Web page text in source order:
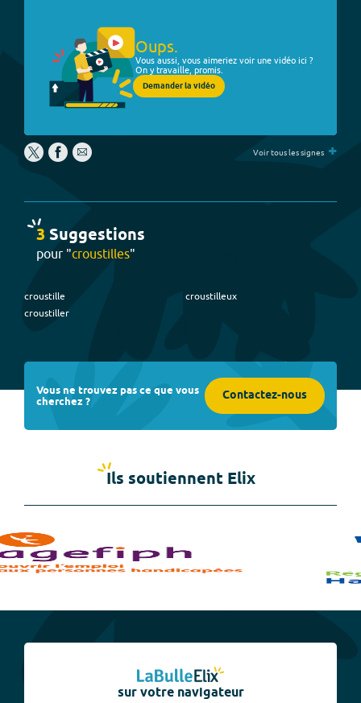
Oups.
Vous aussi, vous aimeriez voir une vidéo ici ?
On y travaille, promis.
Demander la vidéo
Voir tous les signes +
3 Suggestions
pour "croustilles"
croustille
croustiller
croustilleux
Vous ne trouvez pas ce que vous
cherchez ? Contactez-nous
Ils soutiennent Elix
sur votre navigateur